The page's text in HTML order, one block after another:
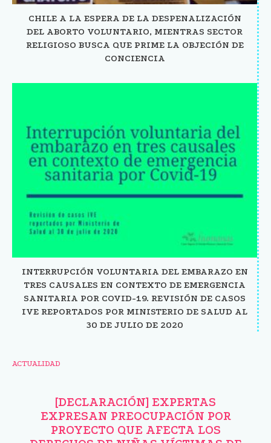
CHILE A LA ESPERA DE LA DESPENALIZACIÓN
DEL ABORTO VOLUNTARIO, MIENTRAS SECTOR
RELIGIOSO BUSCA QUE PRIME LA OBJECIÓN DE
CONCIENCIA
INTERRUPCIÓN VOLUNTARIA DEL EMBARAZO EN
TRES CAUSALES EN CONTEXTO DE EMERGENCIA
SANITARIA POR COVID-19. REVISIÓN DE CASOS
IVE REPORTADOS POR MINISTERIO DE SALUD AL
30 DE JULIO DE 2020
ACTUALIDAD
[DECLARACIÓN] EXPERTAS
EXPRESAN PREOCUPACIÓN POR
PROYECTO QUE AFECTA LOS